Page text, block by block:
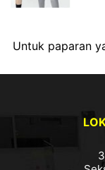
Untuk paparan